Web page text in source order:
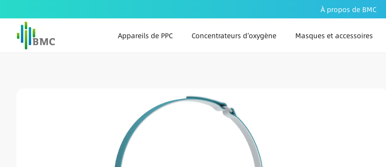
À propos de BMC
Appareils de PPC Concentrateurs d’oxygène Masques et accessoires